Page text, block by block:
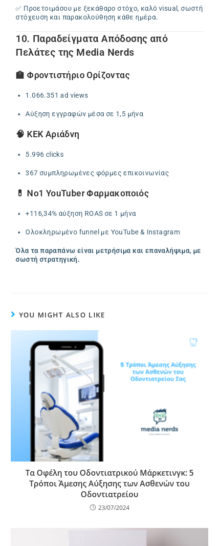
✅ Προετοιμάσου με ξεκάθαρο στόχο, καλό visual, σωστή
στόχευση και παρακολούθηση κάθε ημέρα.
10. Παραδείγματα Απόδοσης από
Πελάτες της Media Nerds
🏫 Φροντιστήριο Ορίζοντας
1.066.351 ad views
Αύξηση εγγραφών μέσα σε 1,5 μήνα
🧠 ΚΕΚ Αριάδνη
5.996 clicks
367 συμπληρωμένες φόρμες επικοινωνίας
💊 No1 YouTuber Φαρμακοποιός
+116,34% αύξηση ROAS σε 1 μήνα
Ολοκληρωμένο funnel με YouTube & Instagram
Όλα τα παραπάνω είναι μετρήσιμα και επαναλήψιμα, με
σωστή στρατηγική.
YOU MIGHT ALSO LIKE
Τα Οφέλη του Οδοντιατρικού Μάρκετινγκ: 5
Τρόποι Άμεσης Αύξησης των Ασθενών του
Οδοντιατρείου
23/07/2024